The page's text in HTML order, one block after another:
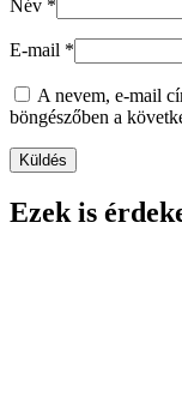
Név *
E-mail *
A nevem, e-mail
böngészőben a
Ezek is